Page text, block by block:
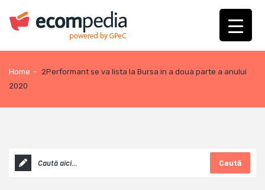
Home - 2Performant se va lista la Bursa in a doua parte a anului
2020
Caută